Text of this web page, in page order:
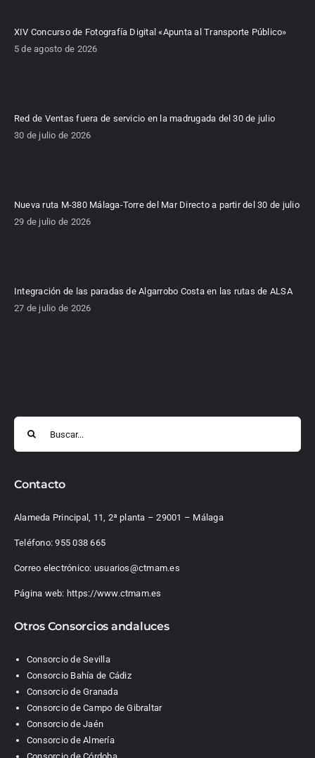
XIV Concurso de Fotografía Digital «Apunta al Transporte Público»
5 de agosto de 2026
Red de Ventas fuera de servicio en la madrugada del 30 de julio
30 de julio de 2026
Nueva ruta M-380 Málaga-Torre del Mar Directo a partir del 30 de julio
29 de julio de 2026
Integración de las paradas de Algarrobo Costa en las rutas de ALSA
27 de julio de 2026
Contacto
Alameda Principal, 11, 2ª planta – 29001 – Málaga
Teléfono:955 038 665
Correo electrónico: usuarios@ctmam.es
Página web: https://www.ctmam.es
Otros Consorcios andaluces
Consorcio de Sevilla
Consorcio Bahía de Cádiz
Consorcio de Granada
Consorcio de Campo de Gibraltar
Consorcio de Jaén
Consorcio de Almería